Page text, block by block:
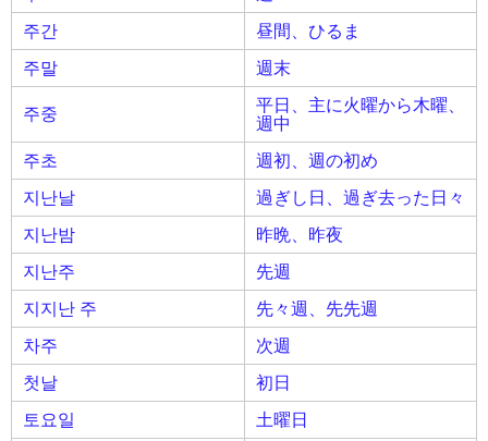
주간
昼間、ひるま
주말
週末
주중
平日、主に火曜から木曜、
週中
주초
週初、週の初め
지난날
過ぎし日、過ぎ去った日々
지난밤
昨晩、昨夜
지난주
先週
지지난 주
先々週、先先週
차주
次週
첫날
初日
토요일
土曜日